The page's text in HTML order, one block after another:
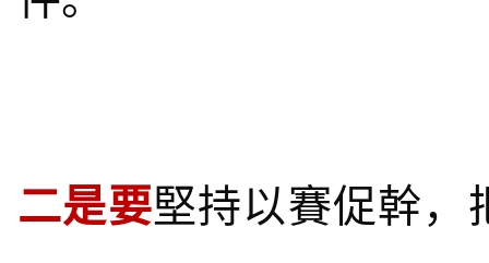
二是要堅持以賽促幹，